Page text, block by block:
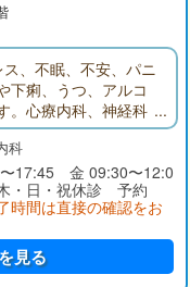
、不眠、不安、パニ
下痢、うつ、アルコ
。心療内科、神経科
いけだハートクリニ
写真、地図、診療
らせ、などがご覧に
科
17:45 金 09:30〜12:0
・日・祝休診 予約
時間は直接の確認をお
見る